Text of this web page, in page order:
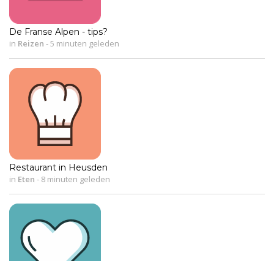
De Franse Alpen - tips?
in Reizen -5 minuten geleden
Restaurant in Heusden
in Eten - 8 minuten geleden